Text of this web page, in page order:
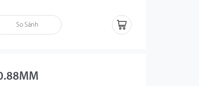
So Sánh